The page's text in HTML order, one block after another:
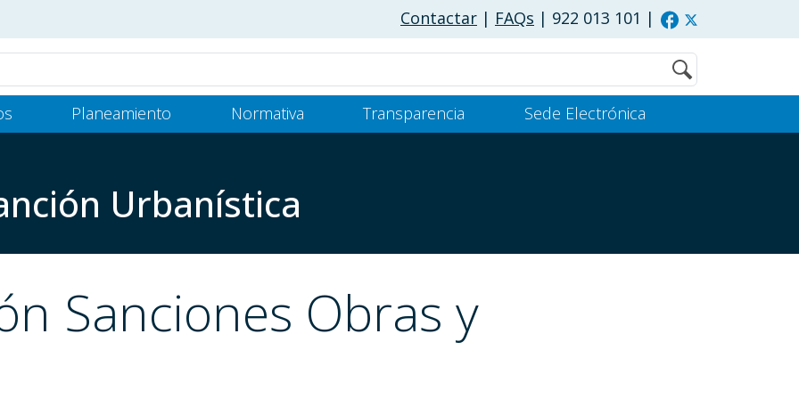
Contactar | FAQs | 922 013 101 |
Buscar
Planeamiento Normativa Transparencia Sede Electrónica
Urbanística
Sanciones Obras y